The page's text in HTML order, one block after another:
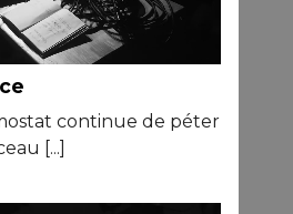
continue de péter
[...]